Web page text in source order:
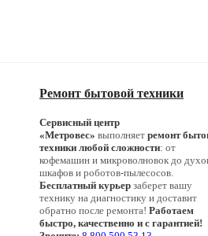
Ремонт бытовой техники
Сервисный центр
«Метровес» выполняет ремонт
техники любой сложности: от
кофемашин и микроволновок до
шкафов и роботов-пылесосов.
Бесплатный курьер заберет вашу
технику на диагностику и доставит
обратно после ремонта! Работаем
быстро, качественно и с гарантией!